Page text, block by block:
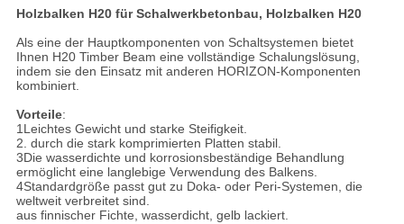
Holzbalken H20 für Schalwerkbetonbau, Holzbalken H20
Als eine der Hauptkomponenten von Schaltsystemen bietet
Ihnen H20 Timber Beam eine vollständige Schalungslösung,
indem sie den Einsatz mit anderen HORIZON-Komponenten
kombiniert.
Vorteile:
1Leichtes Gewicht und starke Steifigkeit.
2. durch die stark komprimierten Platten stabil.
3Die wasserdichte und korrosionsbeständige Behandlung
ermöglicht eine langlebige Verwendung des Balkens.
4Standardgröße passt gut zu Doka- oder Peri-Systemen, die
weltweit verbreitet sind.
aus finnischer Fichte, wasserdicht, gelb lackiert.